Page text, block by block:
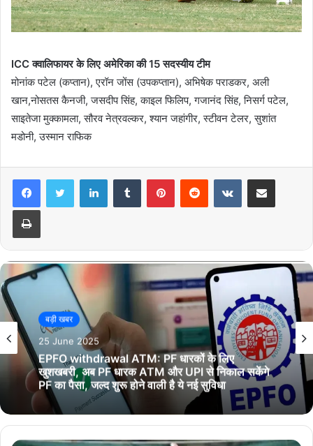
ICC क्वालिफायर के लिए अमेरिका की 15 सदस्यीय टीम
मोनांक पटेल (कप्तान), एरॉन जोंस (उपकप्तान), अभिषेक पराडकर, अली
खान,नोसतस कैनजी, जसदीप सिंह, काइल फिलिप, गजानंद सिंह, निसर्ग पटेल,
साइतेजा मुक्कामला, सौरव नेत्रवल्कर, श्यान जहांगीर, स्टीवन टेलर, सुशांत
मडोनी, उस्मान राफिक
बड़ी खबर
25 June 2025
बड़ी खबर
25 June 2025
EPFO Advance Claim: EPFO में जमा पैसों को लेकर
आई खुशखबरी! अब एडवांस के लिए 1 लाख रुपये नहीं इतने
होंगे क्लेम, समय अवधि मे भी होगा बदलाव